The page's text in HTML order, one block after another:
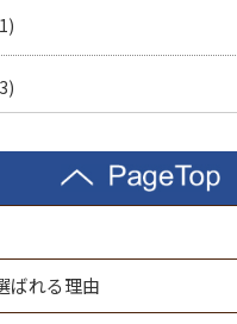
ばれる理由